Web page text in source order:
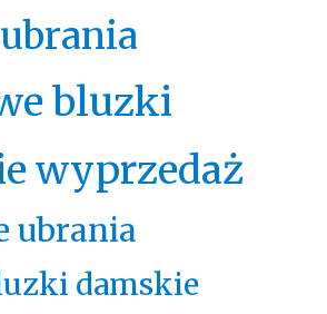
bluzki
wyprzedaż
ubrania
damskie